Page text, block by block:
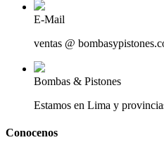
E-Mail
ventas @
Bombas & Pistones
Estamos en Lima y
Conocenos